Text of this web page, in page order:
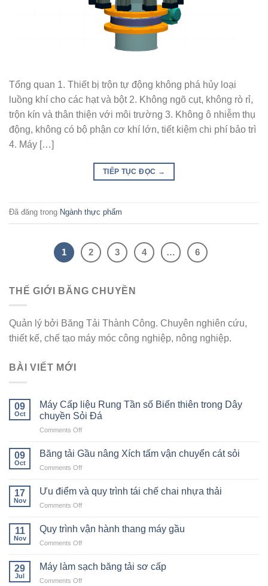
Tổng quan 1. Thiết bị trộn tự động không phá hủy loại
luồng khí cho các hạt và bột 2. Không ngõ cụt, không rò rỉ,
trộn kín và thân thiện với môi trường 3. Không ô nhiễm thụ
động, không có bộ phận cơ khí lớn, tiết kiệm chi phí bảo trì
4. Máy […]
TIẾP TỤC ĐỌC →
Đã đăng trong Ngành thực phẩm
1 2 3 4 … 6
THẾ GIỚI BĂNG CHUYỀN
Quản lý bởi Băng Tải Thành Công. Chuyên nghiên cứu,
thiết kế, chế tạo máy móc công nghiệp, nông nghiệp.
BÀI VIẾT MỚI
09
Oct
Máy Cấp liệu Rung Tần số Biến thiên trong Dây
chuyền Sỏi Đá
Comments Offon
Cấp
số
Dây
chuyền
09
Oct
Băng tải Gầu nâng Xích tấm vận chuyển cát sỏi
Comments Offon
tải
tấm
sỏi
17
Nov
Ưu điểm và quy trình tái chế chai nhựa thải
Comments Offon
điểm
và
tái
11
Nov
Quy trình vận hành thang máy gầu
Comments Offon
trình
vận
29
Jul
Máy làm sạch băng tải sơ cấp
Comments Offon